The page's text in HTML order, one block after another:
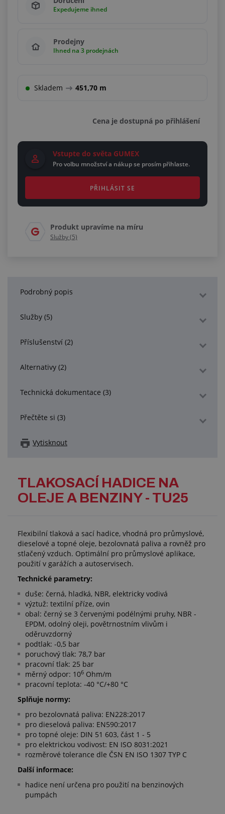
Expedujeme ihned
Prodejny
Ihned na 3 prodejnách
Skladem 451,70 m
Cena je dostupná po přihlášení
Vstupte do světa GUMEX
Pro volbu množství a nákup se prosím přihlaste.
PŘIHLÁSIT SE
Produkt upravíme na míru
Služby (5)
Podrobný popis
Služby (5)
Příslušenství (2)
Alternativy (2)
Technická dokumentace (3)
Přečtěte si (3)
Vytisknout
TLAKOSACÍ HADICE NA
OLEJE A BENZINY - TU25
Flexibilní tlaková a sací hadice, vhodná pro průmyslové,
dieselové a topné oleje, bezolovnatá paliva a rovněž pro
stlačený vzduch. Optimální pro průmyslové aplikace,
použití v garážích a autoservisech.
Technické parametry:
duše: černá, hladká, NBR, elektricky vodivá
výztuž: textilní příze, ovin
obal: černý se 3 červenými podélnými pruhy, NBR -
EPDM, odolný oleji, povětrnostním vlivům i
oděruvzdorný
podtlak: -0,5 bar
poruchový tlak: 78,7 bar
pracovní tlak: 25 bar
měrný odpor: 106 Ohm/m
pracovní teplota: -40 °C/+80 °C
Splňuje normy:
pro bezolovnatá paliva: EN228:2017
pro dieselová paliva: EN590:2017
pro topné oleje: DIN 51 603, část 1 - 5
pro elektrickou vodivost: EN ISO 8031:2021
rozměrové tolerance dle ČSN EN ISO 1307 TYP C
Další informace:
hadice není určena pro použití na benzinových
pumpách